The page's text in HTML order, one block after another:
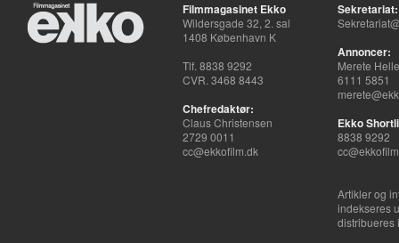
Filmmagasinet Ekko
Wildersgade 32, 2. sal
1408 København K
Tlf. 8838 9292
CVR. 3468 8443
Chefredaktør:
Claus Christensen
2729 0011
cc@ekkofilm.dk
Sekretariat:
Annoncer:
Merete
6111 5851
Ekko
8838 9292
Artikler og
indekseres
distribueres